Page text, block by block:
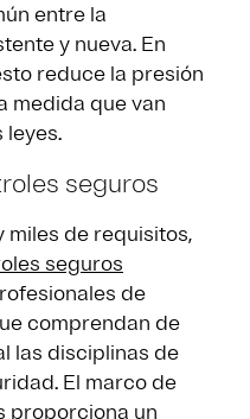
entre la
y nueva. En
reduce la presión
medida que van
leyes.
seguros
miles de requisitos,
seguros
de
comprendan de
las disciplinas de
El marco de
proporciona un